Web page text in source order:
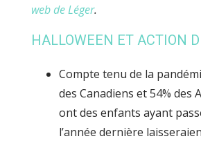
web de Léger.
HALLOWEEN ET ACTION
Compte tenu de la
des Canadiens et 54% des
ont des enfants ayant
l’année dernière